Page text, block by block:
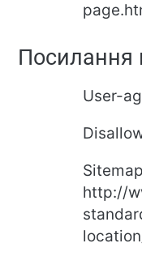
Посилання
User-
http://